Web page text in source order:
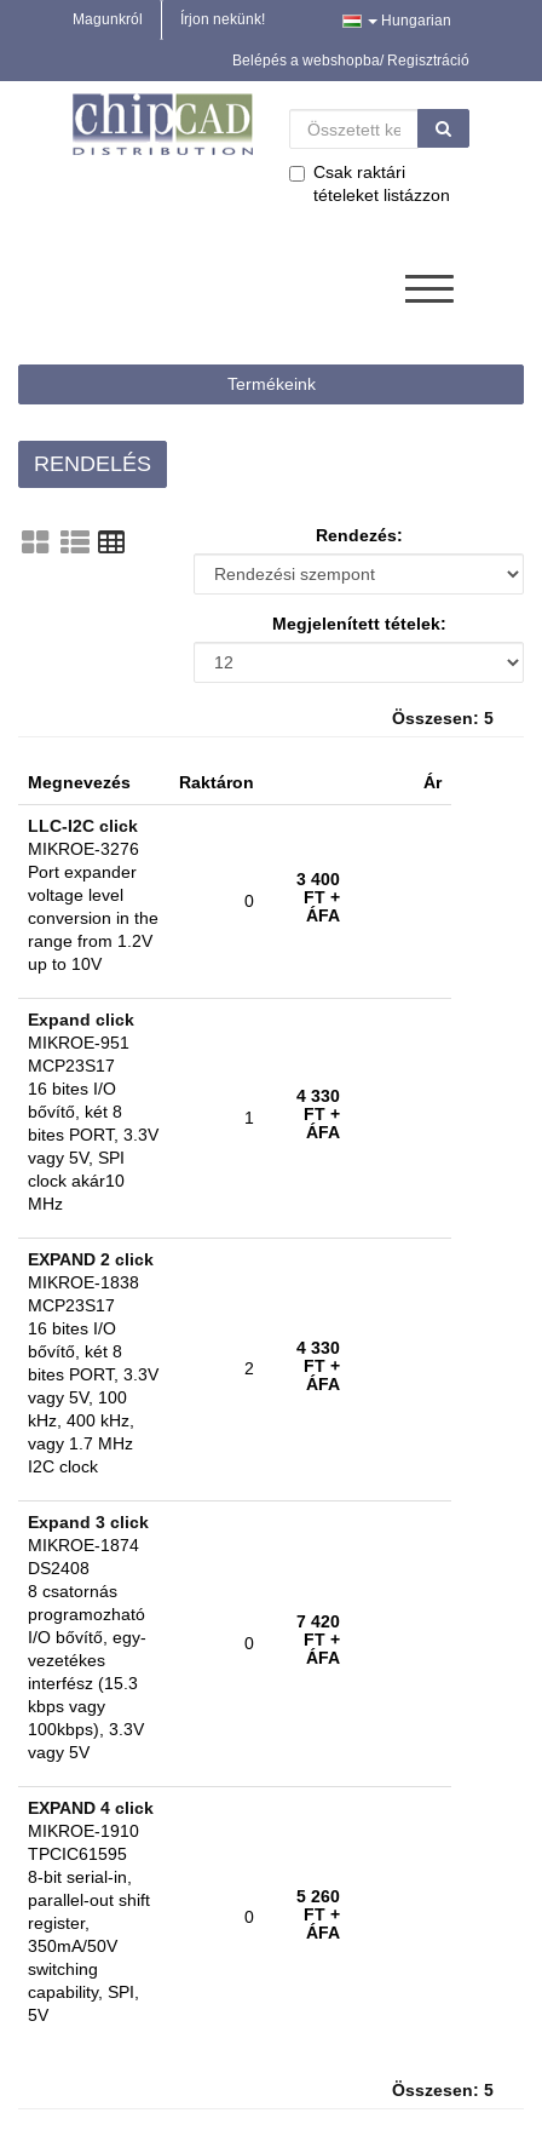
Magunkról Írjon nekünk! Hungarian
Belépés a webshopba/ Regisztráció
Csak raktári
tételeket listázzon
Termékeink
RENDELÉS
Rendezés:
Megjelenített tételek:
Összesen: 5
Megnevezés Raktáron Ár
LLC-I2C click
MIKROE-3276
Port expander
voltage level
conversion in the
range from 1.2V
up to 10V
0
3 400
FT +
ÁFA
Expand click
MIKROE-951
MCP23S17
16 bites I/O
bővítő, két 8
bites PORT, 3.3V
vagy 5V, SPI
clock akár10
MHz
1
4 330
FT +
ÁFA
EXPAND 2 click
MIKROE-1838
MCP23S17
16 bites I/O
bővítő, két 8
bites PORT, 3.3V
vagy 5V, 100
kHz, 400 kHz,
vagy 1.7 MHz
I2C clock
2
4 330
FT +
ÁFA
Expand 3 click
MIKROE-1874
DS2408
8 csatornás
programozható
I/O bővítő, egy-
vezetékes
interfész (15.3
kbps vagy
100kbps), 3.3V
vagy 5V
0
7 420
FT +
ÁFA
EXPAND 4 click
MIKROE-1910
TPCIC61595
8-bit serial-in,
parallel-out shift
register,
350mA/50V
switching
capability, SPI,
5V
0
5 260
FT +
ÁFA
Összesen: 5